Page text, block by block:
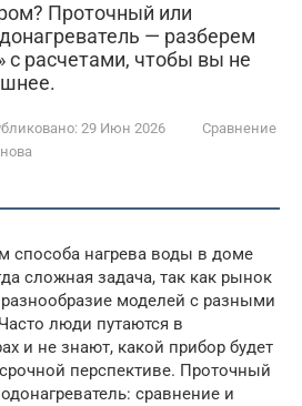
Проточный или
— разберем
с расчетами, чтобы вы не
29 Июн 2026
Сравнение
способа нагрева воды в доме
сложная задача, так как рынок
моделей с разными
люди путаются в
и не знают, какой прибор будет
перспективе. Проточный
сравнение и